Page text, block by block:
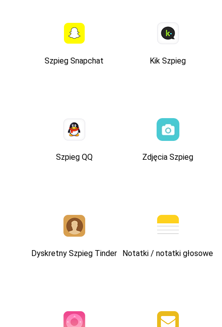
Szpieg Snapchat Kik Szpieg
Szpieg QQ Zdjęcia Szpieg
Dyskretny Szpieg Tinder Notatki / notatki głosowe